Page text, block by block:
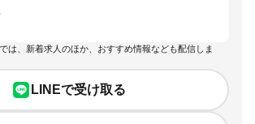
は、新着求人のほか、おすすめ情報なども配信しま
LINEで受け取る